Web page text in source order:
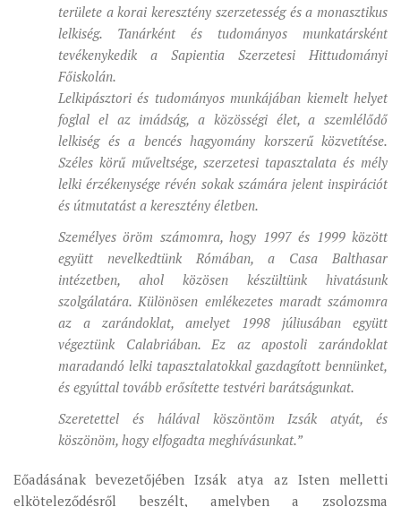
területe a korai keresztény szerzetesség és a monasztikus
lelkiség. Tanárként és tudományos munkatársként
tevékenykedik a Sapientia Szerzetesi Hittudományi
Főiskolán.
Lelkipásztori és tudományos munkájában kiemelt helyet
foglal el az imádság, a közösségi élet, a szemlélődő
lelkiség és a bencés hagyomány korszerű közvetítése.
Széles körű műveltsége, szerzetesi tapasztalata és mély
lelki érzékenysége révén sokak számára jelent inspirációt
és útmutatást a keresztény életben.
Személyes öröm számomra, hogy 1997 és 1999 között
együtt nevelkedtünk Rómában, a Casa Balthasar
intézetben, ahol közösen készültünk hivatásunk
szolgálatára. Különösen emlékezetes maradt számomra
az a zarándoklat, amelyet 1998 júliusában együtt
végeztünk Calabriában. Ez az apostoli zarándoklat
maradandó lelki tapasztalatokkal gazdagított bennünket,
és egyúttal tovább erősítette testvéri barátságunkat.
Szeretettel és hálával köszöntöm Izsák atyát, és
köszönöm, hogy elfogadta meghívásunkat.”
Eőadásának bevezetőjében Izsák atya az Isten melletti
elköteleződésről beszélt, amelyben a zsolozsma